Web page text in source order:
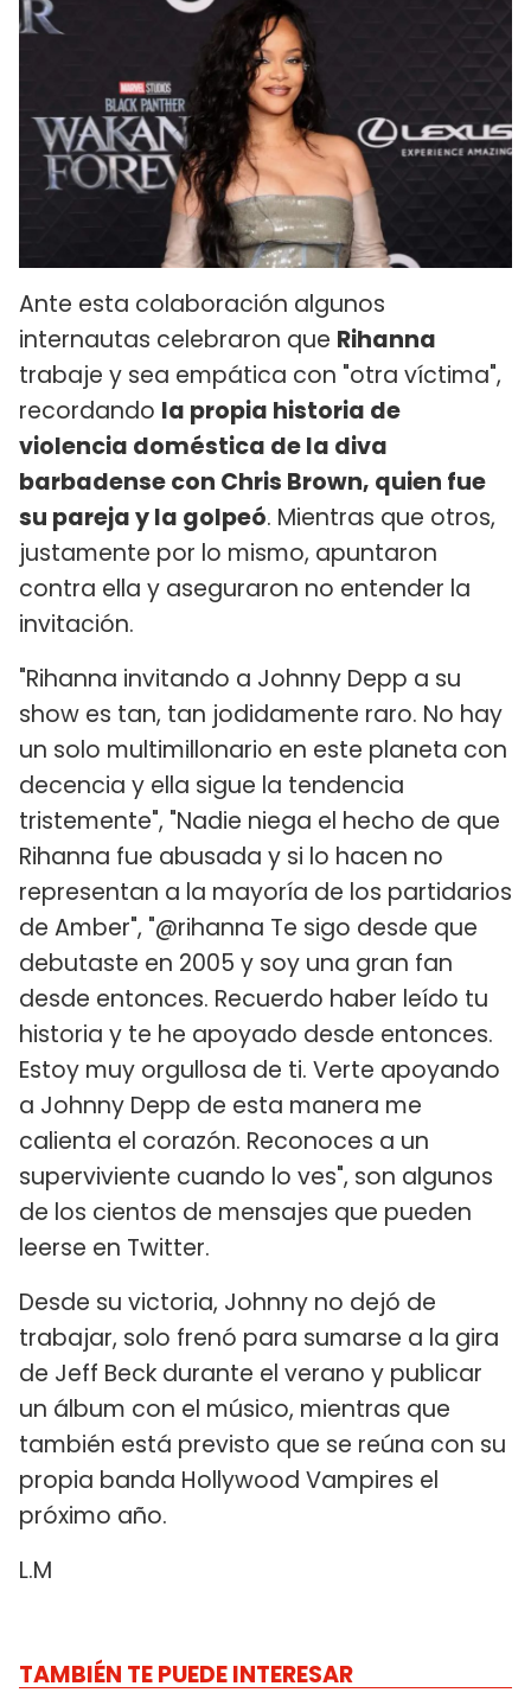
Ante esta colaboración algunos
internautas celebraron que Rihanna
trabaje y sea empática con "otra víctima",
recordando la propia historia de
violencia doméstica de la diva
barbadense con Chris Brown, quien fue
su pareja y la golpeó. Mientras que otros,
justamente por lo mismo, apuntaron
contra ella y aseguraron no entender la
invitación.
"Rihanna invitando a Johnny Depp a su
show es tan, tan jodidamente raro. No hay
un solo multimillonario en este planeta con
decencia y ella sigue la tendencia
tristemente", "Nadie niega el hecho de que
Rihanna fue abusada y si lo hacen no
representan a la mayoría de los partidarios
de Amber", "@rihanna Te sigo desde que
debutaste en 2005 y soy una gran fan
desde entonces. Recuerdo haber leído tu
historia y te he apoyado desde entonces.
Estoy muy orgullosa de ti. Verte apoyando
a Johnny Depp de esta manera me
calienta el corazón. Reconoces a un
superviviente cuando lo ves", son algunos
de los cientos de mensajes que pueden
leerse en Twitter.
Desde su victoria, Johnny no dejó de
trabajar, solo frenó para sumarse a la gira
de Jeff Beck durante el verano y publicar
un álbum con el músico, mientras que
también está previsto que se reúna con su
propia banda Hollywood Vampires el
próximo año.
L.M
TAMBIÉN TE PUEDE INTERESAR